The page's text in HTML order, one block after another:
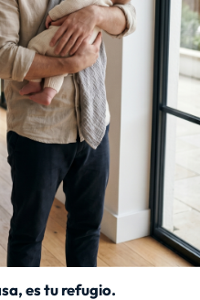
es tu refugio.